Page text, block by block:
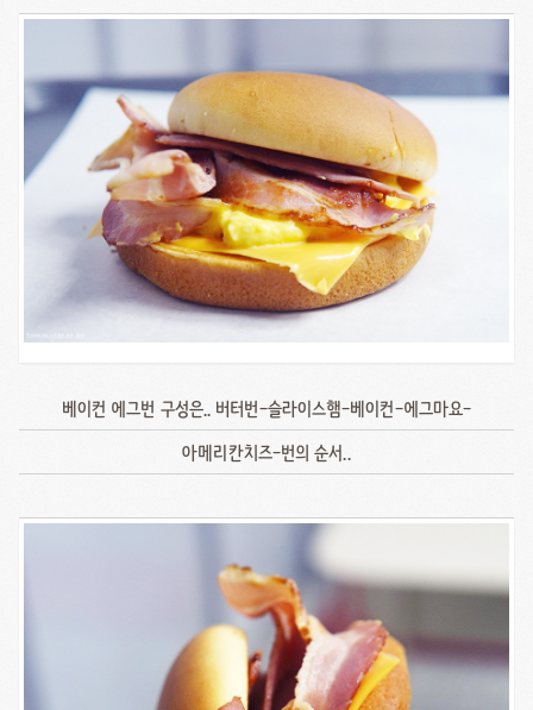
베이컨 에그번 구성은.. 버터번-슬라이스햄-베이컨-에그마요-
아메리칸치즈-번의 순서..